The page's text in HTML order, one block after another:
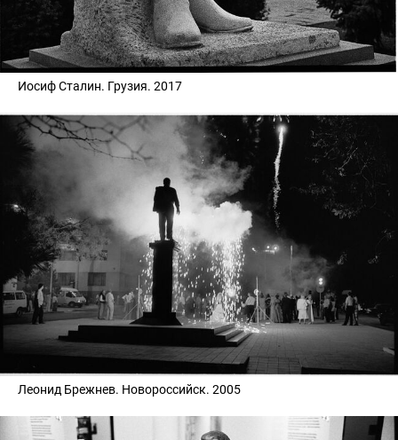
Иосиф Сталин. Грузия. 2017
Леонид Брежнев. Новороссийск. 2005